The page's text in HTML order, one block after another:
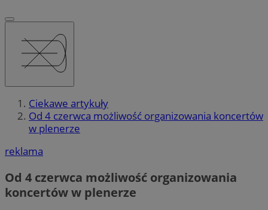
Ciekawe artykuły
Od 4 czerwca możliwość organizowania koncertów
w plenerze
reklama
Od 4 czerwca możliwość organizowania
koncertów w plenerze